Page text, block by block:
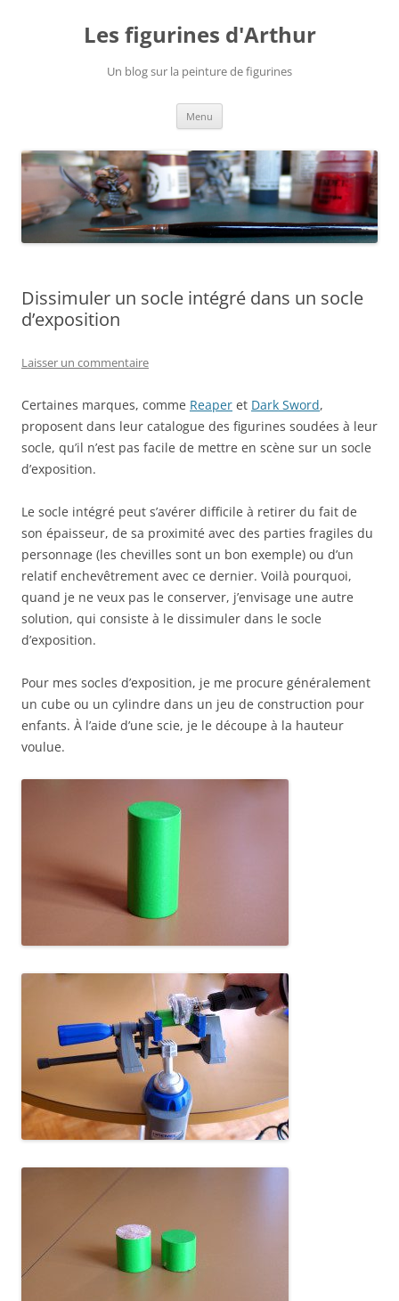
Les figurines d'Arthur
Un blog sur la peinture de figurines
Menu
Dissimuler un socle intégré dans un socle
d’exposition
Laisser un commentaire
Certaines marques, comme Reaper et Dark Sword,
proposent dans leur catalogue des figurines soudées à leur
socle, qu’il n’est pas facile de mettre en scène sur un socle
d’exposition.
Le socle intégré peut s’avérer difficile à retirer du fait de
son épaisseur, de sa proximité avec des parties fragiles du
personnage (les chevilles sont un bon exemple) ou d’un
relatif enchevêtrement avec ce dernier. Voilà pourquoi,
quand je ne veux pas le conserver, j’envisage une autre
solution, qui consiste à le dissimuler dans le socle
d’exposition.
Pour mes socles d’exposition, je me procure généralement
un cube ou un cylindre dans un jeu de construction pour
enfants. À l’aide d’une scie, je le découpe à la hauteur
voulue.